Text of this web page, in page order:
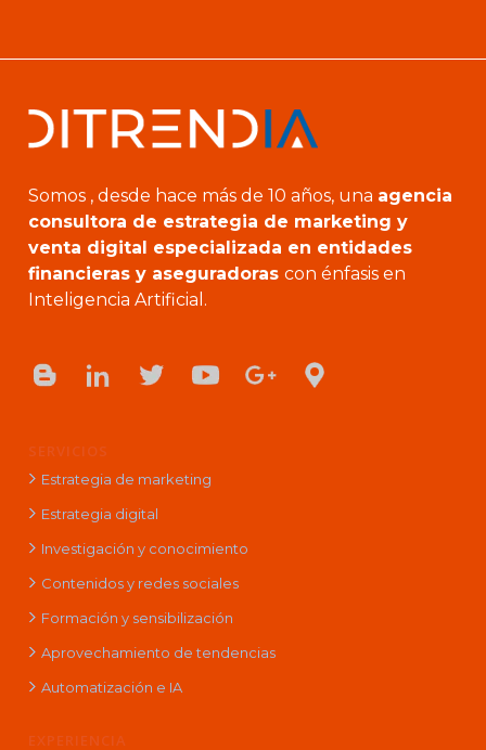
Somos , desde hace más de 10 años, una agencia
consultora de estrategia de marketing y
venta digital especializada en entidades
financieras y aseguradoras con énfasis en
Inteligencia Artificial.
SERVICIOS
Estrategia de marketing
Estrategia digital
Investigación y conocimiento
Contenidos y redes sociales
Formación y sensibilización
Aprovechamiento de tendencias
Automatización e IA
EXPERIENCIA